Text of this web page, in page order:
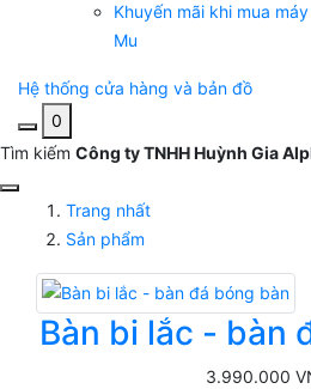
Khuyến mãi khi mua
Mu
Hệ thống cửa hàng và bản đồ
0
Tìm kiếm Công ty TNHH Huỳnh Gia
Trang nhất
Sản phẩm
Bàn bi lắc - bàn
3.990.000